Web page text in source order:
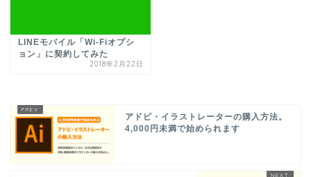
LINEモバイル「Wi-Fiオプシ
ョン」に契約してみた
2018年2月22日
アドビ・イラストレーターの購入方法。
4,000円未満で始められます